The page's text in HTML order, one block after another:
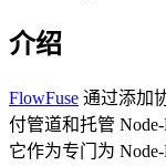
介绍
FlowFuse 通过添加
付管道和托管
它作为专门为